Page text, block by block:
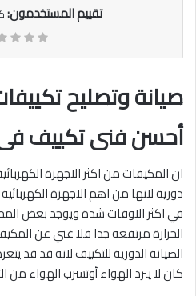
تقييم المستخدمون:
صيانة وتصليح
أحسن فنى تكييف
ان المكيفات من اكثر الاجهزة
دورية لانها من اهم الاجهزة
في اكثر الاوقات شدة ويوجد بعض
الحرارة مرتفعه جدا فلا غني عن
الصيانة الدورية للتكييف لانه قد قد
كان لا يبرد الهواء أوتسرب الهواء من